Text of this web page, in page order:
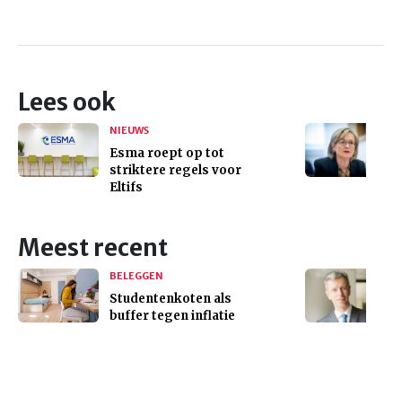
Lees ook
NIEUWS
Esma roept op tot
striktere regels voor
Eltifs
Meest recent
BELEGGEN
Studentenkoten als
buffer tegen inflatie